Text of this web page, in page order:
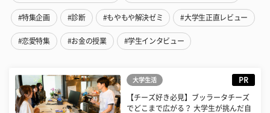
#特集企画 #診断 #もやもや解決ゼミ #大学生正直レビュー
#恋愛特集 #お金の授業 #学生インタビュー
大学生活 PR
【チーズ好き必見】ブッラータチーズ
でどこまで広がる？ 大学生が挑んだ自